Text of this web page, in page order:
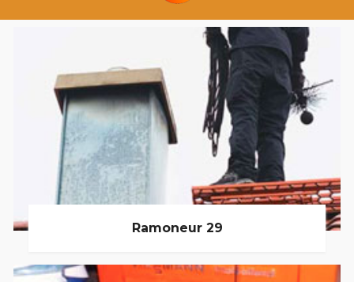
Ramoneur 29